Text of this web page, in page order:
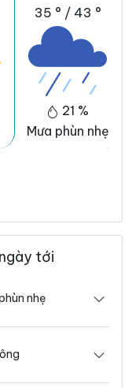
35 ° / 43 °
21 %
Mưa phùn nhẹ
tới
nhẹ